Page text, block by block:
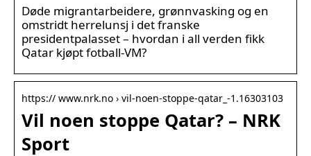
Døde migrantarbeidere, grønnvasking og en
omstridt herrelunsj i det franske
presidentpalasset – hvordan i all verden fikk
Qatar kjøpt fotball-VM?
https:// www.nrk.no › vil-noen-stoppe-qatar_-1.16303103
Vil noen stoppe Qatar? – NRK
Sport